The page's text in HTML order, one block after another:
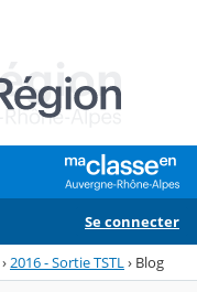
Se connecter
› 2016 - Sortie TSTL › Blog